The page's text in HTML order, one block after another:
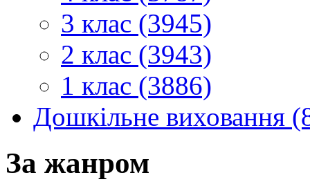
3 клас (3945)
2 клас (3943)
1 клас (3886)
Дошкільне виховання
За жанром